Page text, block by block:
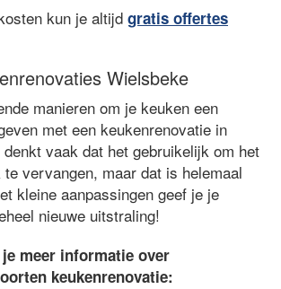
kun je altijd gratis offertes
Wielsbeke
manieren om je keuken een
met een keukenrenovatie in
vaak dat het gebruikelijk om het
vervangen, maar dat is helemaal
kleine aanpassingen geef je je
nieuwe uitstraling!
meer informatie over
keukenrenovatie: